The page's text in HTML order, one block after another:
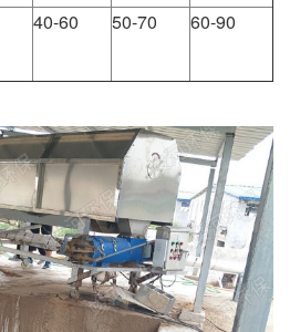
40-60 50-70 60-90